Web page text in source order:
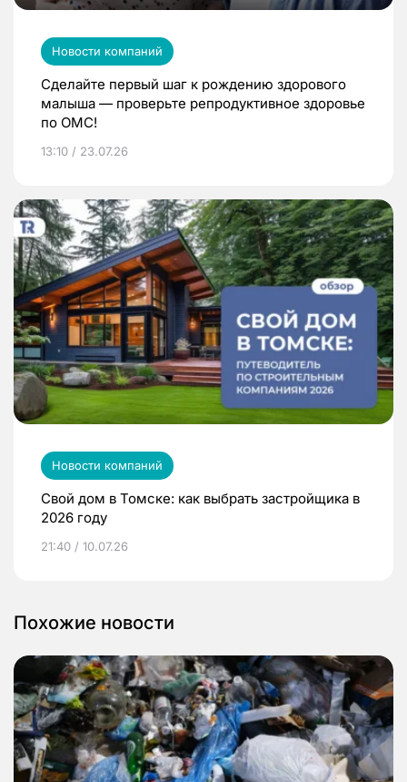
Новости компаний
Сделайте первый шаг к рождению здорового
малыша — проверьте репродуктивное здоровье
по ОМС!
13:10 / 23.07.26
Новости компаний
Свой дом в Томске: как выбрать застройщика в
2026 году
21:40 / 10.07.26
Похожие новости